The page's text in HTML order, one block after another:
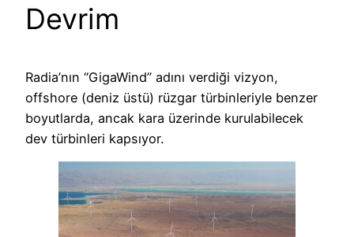
Devrim
Radia’nın “GigaWind” adını verdiği vizyon,
offshore (deniz üstü) rüzgar türbinleriyle benzer
boyutlarda, ancak kara üzerinde kurulabilecek
dev türbinleri kapsıyor.